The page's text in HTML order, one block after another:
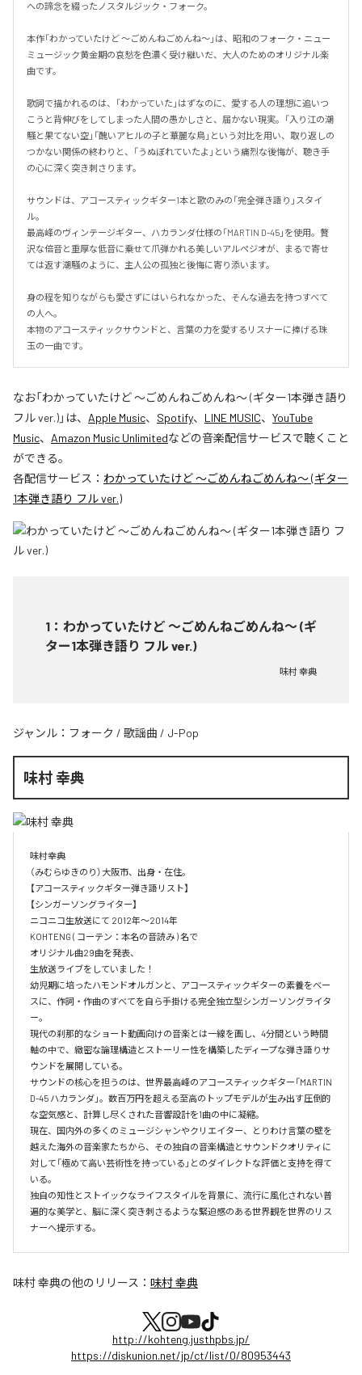
への諦念を綴ったノスタルジック・フォーク。
本作「わかっていたけど ～ごめんねごめんね～」は、昭和のフォーク・ニュー
ミュージック黄金期の哀愁を色濃く受け継いだ、大人のためのオリジナル楽
曲です。
歌詞で描かれるのは、「わかっていた」はずなのに、愛する人の理想に追いつ
こうと背伸びをしてしまった人間の愚かしさと、届かない現実。「入り江の潮
騒と果てない空」「醜いアヒルの子と華麗な鳥」という対比を用い、取り返しの
つかない関係の終わりと、「うぬぼれていたよ」という痛烈な後悔が、聴き手
の心に深く突き刺さります。
サウンドは、アコースティックギター1本と歌のみの「完全弾き語り」スタイ
ル。
最高峰のヴィンテージギター、ハカランダ仕様の「MARTIN D-45」を使用。贅
沢な倍音と重厚な低音に乗せて爪弾かれる美しいアルペジオが、まるで寄せ
ては返す潮騒のように、主人公の孤独と後悔に寄り添います。
身の程を知りながらも愛さずにはいられなかった、そんな過去を持つすべて
の人へ。
本物のアコースティックサウンドと、言葉の力を愛するリスナーに捧げる珠
玉の一曲です。
なお「わかっていたけど ～ごめんねごめんね～ (ギター1本弾き語り
フル ver.)」は、 Apple Music、 Spotify、 LINE MUSIC、 YouTube
Music、 Amazon Music Unlimitedなどの音楽配信サービスで聴くこと
ができる。
各配信サービス： わかっていたけど ～ごめんねごめんね～ (ギター
1本弾き語り フル ver.)
1 ： わかっていたけど ～ごめんねごめんね～ (ギ
ター1本弾き語り フル ver.)
味村 幸典
ジャンル： フォーク / 歌謡曲 / J-Pop
味村 幸典
味村幸典
（みむらゆきのり）大阪市、出身・在住。
【アコースティックギター弾き語リスト】
【シンガーソングライター】
ニコニコ生放送にて 2012年～2014年
KOHTENG ( コーテン：本名の音読み ) 名で
オリジナル曲29曲を発表、
生放送ライブをしていました！
幼児期に培ったハモンドオルガンと、アコースティックギターの素養をベー
スに、作詞・作曲のすべてを自ら手掛ける完全独立型シンガーソングライタ
ー。
現代の刹那的なショート動画向けの音楽とは一線を画し、4分間という時間
軸の中で、緻密な論理構造とストーリー性を構築したディープな弾き語りサ
ウンドを展開している。
サウンドの核心を担うのは、世界最高峰のアコースティックギター「MARTIN
D-45 ハカランダ」。数百万円を超える至高のトップモデルが生み出す圧倒的
な空気感と、計算し尽くされた音響設計を1曲の中に凝縮。
現在、国内外の多くのミュージシャンやクリエイター、とりわけ言葉の壁を
越えた海外の音楽家たちから、その独自の音楽構造とサウンドクオリティに
対して「極めて高い芸術性を持っている」とのダイレクトな評価と支持を得て
いる。
独自の知性とストイックなライフスタイルを背景に、流行に風化されない普
遍的な美学と、脳に深く突き刺さるような緊迫感のある世界観を世界のリス
ナーへ提示する。
味村 幸典の他のリリース： 味村 幸典
http://kohteng.justhpbs.jp/
https://diskunion.net/jp/ct/list/0/80953443